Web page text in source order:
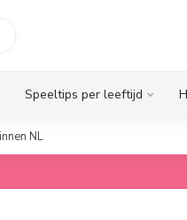
Speeltips per leeftijd
NL